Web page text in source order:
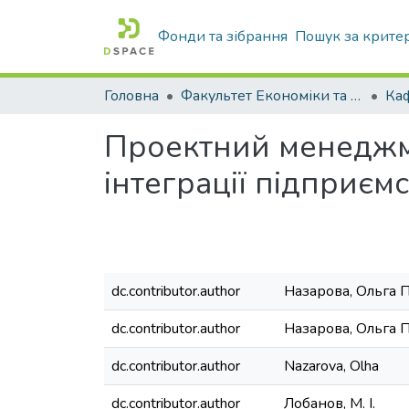
Фонди та зібрання Пошук за
Головна Факультет Економіки та бізнесу
Проектний
інтеграції
dc.contributor.author
Назарова, Ольга
dc.contributor.author
Назарова, Ольга
dc.contributor.author
Nazarova, Olha
dc.contributor.author
Лобанов, М. І.